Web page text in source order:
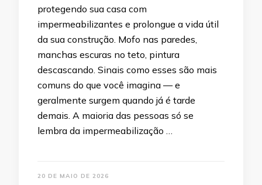
protegendo sua casa com
impermeabilizantes e prolongue a vida útil
da sua construção. Mofo nas paredes,
manchas escuras no teto, pintura
descascando. Sinais como esses são mais
comuns do que você imagina — e
geralmente surgem quando já é tarde
demais. A maioria das pessoas só se
lembra da impermeabilização …
20 DE MAIO DE 2026